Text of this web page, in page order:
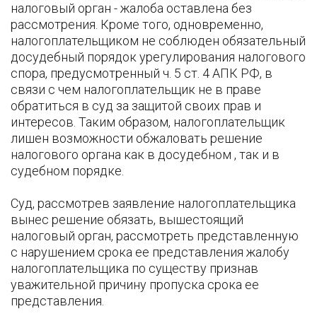
налоговый орган - жалоба оставлена без
рассмотрения. Кроме того, одновременно,
налогоплательщиком не соблюден обязательный
досудебный порядок урегулирования налогового
спора, предусмотренный ч. 5 ст. 4 АПК РФ, в
связи с чем налогоплательщик не в праве
обратиться в суд за защитой своих прав и
интересов. Таким образом, налогоплательщик
лишен возможности обжаловать решение
налогового органа как в досудебном , так и в
судебном порядке.
Суд, рассмотрев заявление налогоплательщика
вынес решение обязать, вышестоящий
налоговый орган, рассмотреть представленную
с нарушением срока ее представления жалобу
налогоплательщика по существу признав
уважительной причину пропуска срока ее
представления.